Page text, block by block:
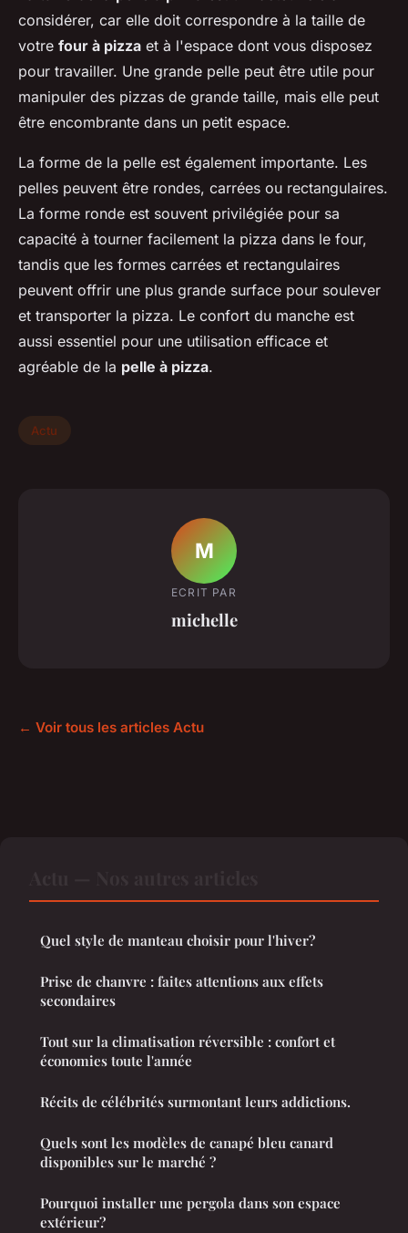
considérer, car elle doit correspondre à la taille de
votre four à pizza et à l'espace dont vous disposez
pour travailler. Une grande pelle peut être utile pour
manipuler des pizzas de grande taille, mais elle peut
être encombrante dans un petit espace.
La forme de la pelle est également importante. Les
pelles peuvent être rondes, carrées ou rectangulaires.
La forme ronde est souvent privilégiée pour sa
capacité à tourner facilement la pizza dans le four,
tandis que les formes carrées et rectangulaires
peuvent offrir une plus grande surface pour soulever
et transporter la pizza. Le confort du manche est
aussi essentiel pour une utilisation efficace et
agréable de la pelle à pizza.
Actu
M
ECRIT PAR
michelle
← Voir tous les articles Actu
Quel style de manteau choisir pour l'hiver?
Prise de chanvre : faites attentions aux effets
secondaires
Tout sur la climatisation réversible : confort et
économies toute l'année
Récits de célébrités surmontant leurs addictions.
Quels sont les modèles de canapé bleu canard
disponibles sur le marché ?
Pourquoi installer une pergola dans son espace
extérieur?